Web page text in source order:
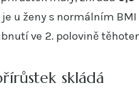
u ženy s normálním
ve 2. polovině
skládá